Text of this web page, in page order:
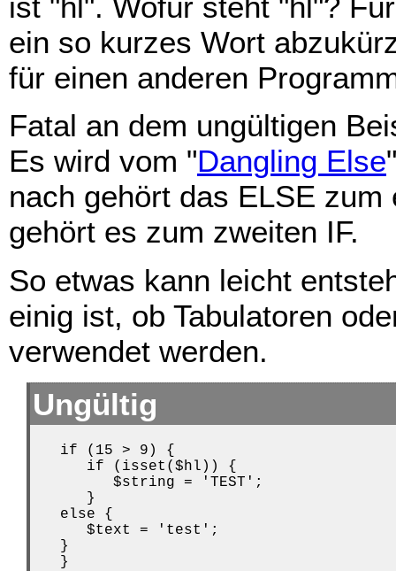
ein so kurzes Wort
für einen anderen
Fatal an dem ungültigen
Es wird vom "Dangling Else
nach gehört das ELSE
gehört es zum zweiten IF.
So etwas kann leicht
einig ist, ob Tabulatoren
verwendet werden.
Ungültig
   if (15 > 9) {
      if (isset($hl)) {
         $string = 'TEST';
      }
   else {
      $text = 'test';
   }
   }